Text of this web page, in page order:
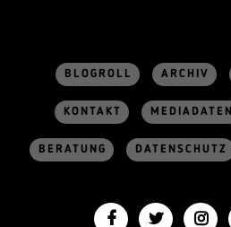
BLOGROLL ARCHIV
KONTAKT MEDIADATEN
BERATUNG DATENSCHUTZ